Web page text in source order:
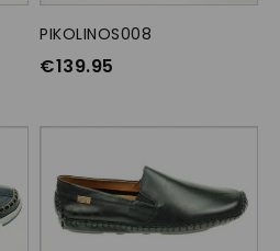
OPTIES SELECTEREN
PIKOLINOS008
€139.95